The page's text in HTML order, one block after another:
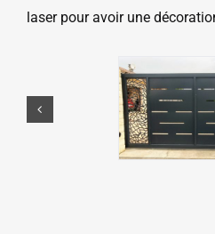
laser pour avoir une